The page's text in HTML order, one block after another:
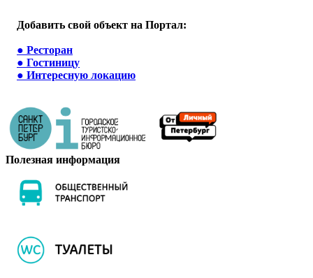
Добавить свой объект на Портал:
● Ресторан
● Гостиницу
● Интересную локацию
Полезная информация